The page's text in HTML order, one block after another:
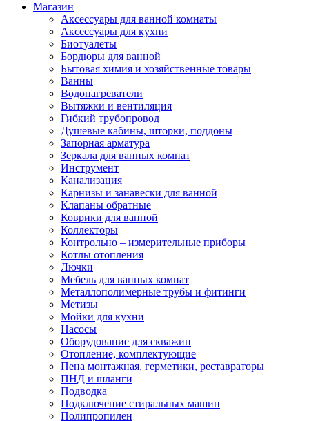
Магазин
Аксессуары для ванной комнаты
Аксессуары для кухни
Биотуалеты
Бордюры для ванной
Бытовая химия и хозяйственные товары
Ванны
Водонагреватели
Вытяжки и вентиляция
Гибкий трубопровод
Душевые кабины, шторки, поддоны
Запорная арматура
Зеркала для ванных комнат
Инструмент
Канализация
Карнизы и занавески для ванной
Клапаны обратные
Коврики для ванной
Коллекторы
Контрольно – измерительные приборы
Котлы отопления
Лючки
Мебель для ванных комнат
Металлополимерные трубы и фитинги
Метизы
Мойки для кухни
Насосы
Оборудование для скважин
Отопление, комплектующие
Пена монтажная, герметики, реставраторы
ПНД и шланги
Подводка
Подключение стиральных машин
Полипропилен